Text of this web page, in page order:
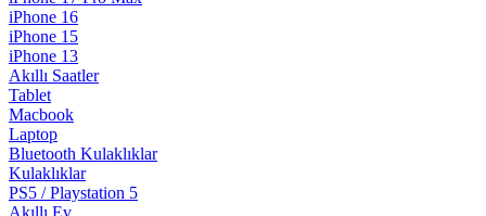
iPhone 16
iPhone 15
iPhone 13
Akıllı Saatler
Tablet
Macbook
Laptop
Bluetooth Kulaklıklar
Kulaklıklar
PS5 / Playstation 5
Akıllı Ev